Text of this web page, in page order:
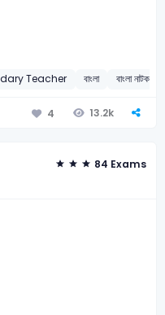
Teacher বাংলা বাংলা নাটক
4 13.2k
84 Exams